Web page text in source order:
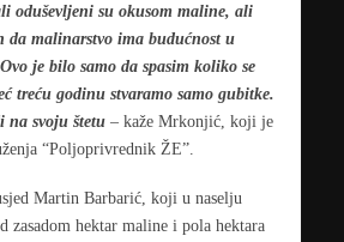
oduševljeni su okusom maline, ali
da malinarstvo ima budućnost u
je bilo samo da spasim koliko se
treću godinu stvaramo samo gubitke.
na svoju štetu– kaže Mrkonjić, koji je
“Poljoprivrednik ŽE”.
Martin Barbarić, koji u naselju
zasadom hektar maline i pola hektara